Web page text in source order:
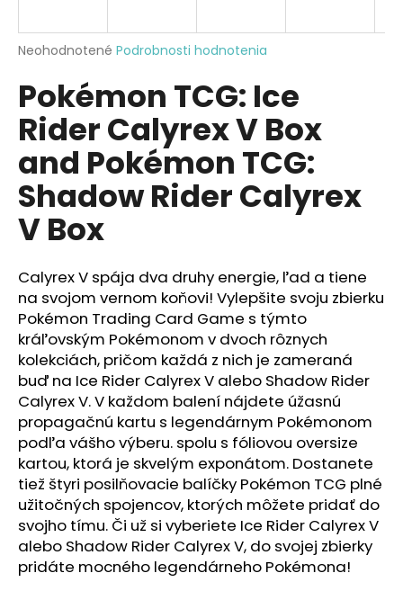
Priemerné
produktu
je
0,0
5
hviezdičiek.
Neohodnotené Podrobnosti hodnotenia
Pokémon TCG: Ice
Rider Calyrex V Box
and Pokémon TCG:
Shadow Rider Calyrex
V Box
Calyrex V spája dva druhy energie, ľad a tiene
na svojom vernom koňovi! Vylepšite svoju zbierku
Pokémon Trading Card Game s týmto
kráľovským Pokémonom v dvoch rôznych
kolekciách, pričom každá z nich je zameraná
buď na Ice Rider Calyrex V alebo Shadow Rider
Calyrex V. V každom balení nájdete úžasnú
propagačnú kartu s legendárnym Pokémonom
podľa vášho výberu. spolu s fóliovou oversize
kartou, ktorá je skvelým exponátom. Dostanete
tiež štyri posilňovacie balíčky Pokémon TCG plné
užitočných spojencov, ktorých môžete pridať do
svojho tímu. Či už si vyberiete Ice Rider Calyrex V
alebo Shadow Rider Calyrex V, do svojej zbierky
pridáte mocného legendárneho Pokémona!
j
ť
?
HĽADAŤ
O
d
p
o
r
ú
č
a
m
e
MAGNETICKÁ
STAVEBNICA
CLEAR
COLORS
-